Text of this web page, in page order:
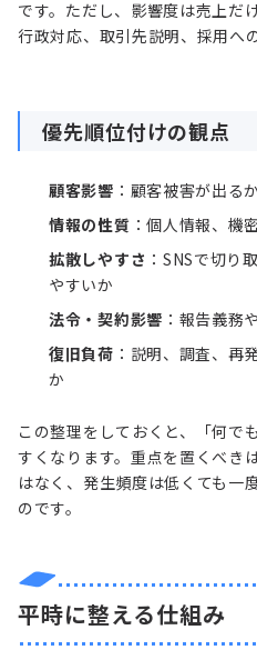
です。ただし、影響度は売上だ
行政対応、取引先説明、採用へ
優先順位付けの観点
顧客影響 ：顧客被害が出る
情報の性質 ：個人情報、機
拡散しやすさ ：SNSで切り
やすいか
法令・契約影響 ：報告義務
復旧負荷 ：説明、調査、再
か
この整理をしておくと、「何で
すくなります。重点を置くべき
はなく、発生頻度は低くても一
のです。
平時に整える仕組み